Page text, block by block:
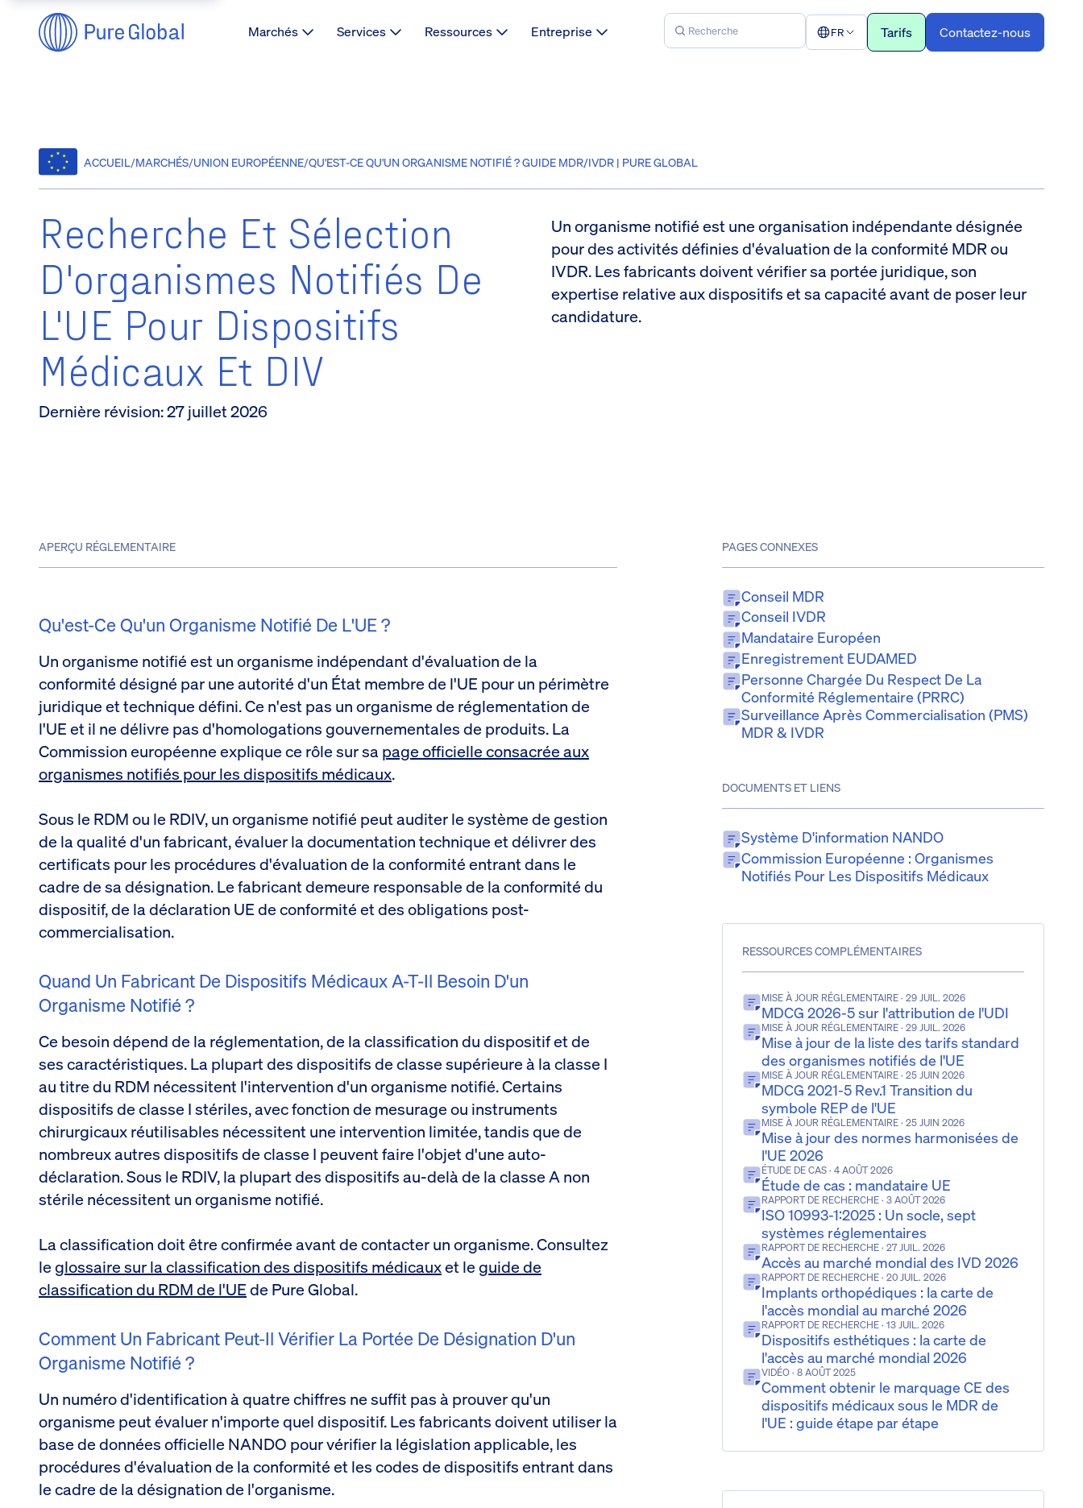
Marchés Services Ressources Entreprise FR Tarifs Contactez-nous
ACCUEIL/MARCHÉS/UNION EUROPÉENNE/QU'EST-CE QU'UN ORGANISME NOTIFIÉ ? GUIDE MDR/IVDR | PURE GLOBAL
Recherche Et Sélection
D'organismes Notifiés De
L'UE Pour Dispositifs
Médicaux Et DIV
Dernière révision:27 juillet 2026
Un organisme notifié est une organisation indépendante désignée
pour des activités définies d'évaluation de la conformité MDR ou
IVDR. Les fabricants doivent vérifier sa portée juridique, son
expertise relative aux dispositifs et sa capacité avant de poser leur
candidature.
APERÇU RÉGLEMENTAIRE
Qu'est-Ce Qu'un Organisme Notifié De L'UE ?
Un organisme notifié est un organisme indépendant d'évaluation de la
conformité désigné par une autorité d'un État membre de l'UE pour un périmètre
juridique et technique défini. Ce n'est pas un organisme de réglementation de
l'UE et il ne délivre pas d'homologations gouvernementales de produits. La
Commission européenne explique ce rôle sur sa page officielle consacrée aux
organismes notifiés pour les dispositifs médicaux.
Sous le RDM ou le RDIV, un organisme notifié peut auditer le système de gestion
de la qualité d'un fabricant, évaluer la documentation technique et délivrer des
certificats pour les procédures d'évaluation de la conformité entrant dans le
cadre de sa désignation. Le fabricant demeure responsable de la conformité du
dispositif, de la déclaration UE de conformité et des obligations post-
commercialisation.
Quand Un Fabricant De Dispositifs Médicaux A-T-Il Besoin D'un
Organisme Notifié ?
Ce besoin dépend de la réglementation, de la classification du dispositif et de
ses caractéristiques. La plupart des dispositifs de classe supérieure à la classe I
au titre du RDM nécessitent l'intervention d'un organisme notifié. Certains
dispositifs de classe I stériles, avec fonction de mesurage ou instruments
chirurgicaux réutilisables nécessitent une intervention limitée, tandis que de
nombreux autres dispositifs de classe I peuvent faire l'objet d'une auto-
déclaration. Sous le RDIV, la plupart des dispositifs au-delà de la classe A non
stérile nécessitent un organisme notifié.
La classification doit être confirmée avant de contacter un organisme. Consultez
leglossaire sur la classification des dispositifs médicauxet leguide de
classification du RDM de l'UEde Pure Global.
Comment Un Fabricant Peut-Il Vérifier La Portée De Désignation D'un
Organisme Notifié ?
Un numéro d'identification à quatre chiffres ne suffit pas à prouver qu'un
organisme peut évaluer n'importe quel dispositif. Les fabricants doivent utiliser la
base de données officielle NANDO pour vérifier la législation applicable, les
procédures d'évaluation de la conformité et les codes de dispositifs entrant dans
le cadre de la désignation de l'organisme.
PAGES CONNEXES
Conseil MDR
Conseil IVDR
Mandataire Européen
Enregistrement EUDAMED
Personne Chargée Du Respect De La
Conformité Réglementaire (PRRC)
Surveillance Après Commercialisation (PMS)
MDR & IVDR
DOCUMENTS ET LIENS
Système D'information NANDO
Commission Européenne : Organismes
Notifiés Pour Les Dispositifs Médicaux
RESSOURCES COMPLÉMENTAIRES
MISE À JOUR RÉGLEMENTAIRE · 29 JUIL. 2026
MDCG 2026-5 sur l'attribution de l'UDI
MISE À JOUR RÉGLEMENTAIRE · 29 JUIL. 2026
Mise à jour de la liste des tarifs standard
des organismes notifiés de l'UE
MISE À JOUR RÉGLEMENTAIRE · 25 JUIN 2026
MDCG 2021-5 Rev.1 Transition du
symbole REP de l'UE
MISE À JOUR RÉGLEMENTAIRE · 25 JUIN 2026
Mise à jour des normes harmonisées de
l'UE 2026
ÉTUDE DE CAS · 4 AOÛT 2026
Étude de cas : mandataire UE
RAPPORT DE RECHERCHE · 3 AOÛT 2026
ISO 10993-1:2025 : Un socle, sept
systèmes réglementaires
RAPPORT DE RECHERCHE · 27 JUIL. 2026
Accès au marché mondial des IVD 2026
RAPPORT DE RECHERCHE · 20 JUIL. 2026
Implants orthopédiques : la carte de
l'accès mondial au marché 2026
RAPPORT DE RECHERCHE · 13 JUIL. 2026
Dispositifs esthétiques : la carte de
l'accès au marché mondial 2026
VIDÉO · 8 AOÛT 2025
Comment obtenir le marquage CE des
dispositifs médicaux sous le MDR de
l'UE : guide étape par étape